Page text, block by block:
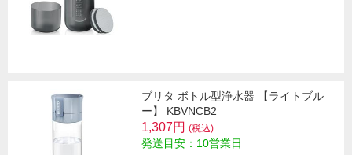
ブリタ ボトル型浄水器 【ライトブル
ー】 KBVNCB2
1,307円 (税込)
発送目安：10営業日